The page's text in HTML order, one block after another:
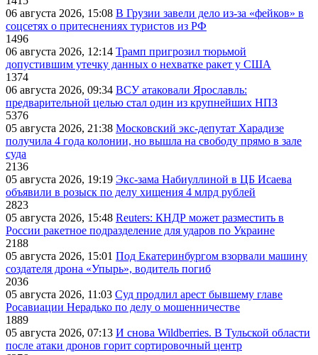
06 августа 2026, 15:08 В Грузии завели дело из-за «фейков» в
соцсетях о притеснениях туристов из РФ
1496
06 августа 2026, 12:14 Трамп пригрозил тюрьмой
допустившим утечку данных о нехватке ракет у США
1374
06 августа 2026, 09:34 ВСУ атаковали Ярославль:
предварительной целью стал один из крупнейших НПЗ
5376
05 августа 2026, 21:38 Московский экс-депутат Харадизе
получила 4 года колонии, но вышла на свободу прямо в зале
суда
2136
05 августа 2026, 19:19 Экс-зама Набиуллиной в ЦБ Исаева
объявили в розыск по делу хищения 4 млрд рублей
2823
05 августа 2026, 15:48 Reuters: КНДР может разместить в
России ракетное подразделение для ударов по Украине
2188
05 августа 2026, 15:01 Под Екатеринбургом взорвали машину
создателя дрона «Упырь», водитель погиб
2036
05 августа 2026, 11:03 Суд продлил арест бывшему главе
Росавиации Нерадько по делу о мошенничестве
1889
05 августа 2026, 07:13 И снова Wildberries. В Тульской области
после атаки дронов горит сортировочный центр